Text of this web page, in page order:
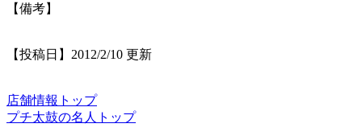
【備考】
【投稿日】2012/2/10 更新
店舗情報トップ
プチ太鼓の名人トップ